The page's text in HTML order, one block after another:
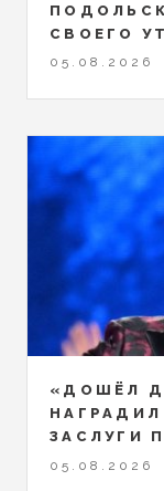
СВОЕГО
05.08.2026
«ДОШЁЛ
ЗАСЛУГИ
05.08.2026